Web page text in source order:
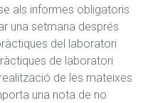
als informes obligatoris
una setmana després
del laboratori
de laboratori
de les mateixes
una nota de no